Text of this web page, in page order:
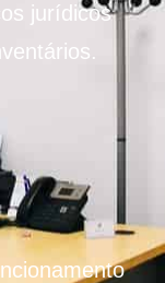
jurídicos